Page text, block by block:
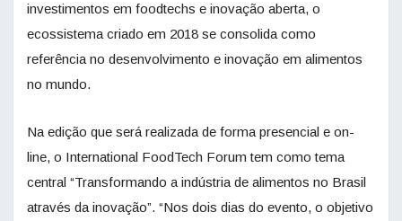
investimentos em foodtechs e inovação aberta, o
ecossistema criado em 2018 se consolida como
referência no desenvolvimento e inovação em alimentos
no mundo.
Na edição que será realizada de forma presencial e on-
line, o International FoodTech Forum tem como tema
central “Transformando a indústria de alimentos no Brasil
através da inovação”. “Nos dois dias do evento, o objetivo